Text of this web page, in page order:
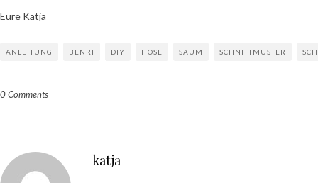
Eure Katja
ANLEITUNG BENRI DIY HOSE SAUM SCHNITTMUSTER
0 Comments
katja